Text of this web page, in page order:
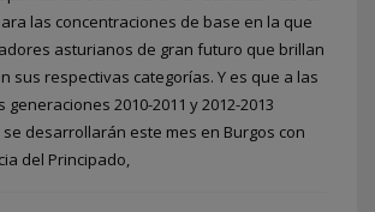
las concentraciones de base en la que
asturianos de gran futuro que brillan
sus respectivas categorías. Y es que a las
generaciones 2010-2011 y 2012-2013
desarrollarán este mes en Burgos con
del Principado,